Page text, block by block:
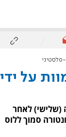
פלסטיני
על ידי
65, נקבע הלילה (שלישי) לאחר
סמוך ללוס